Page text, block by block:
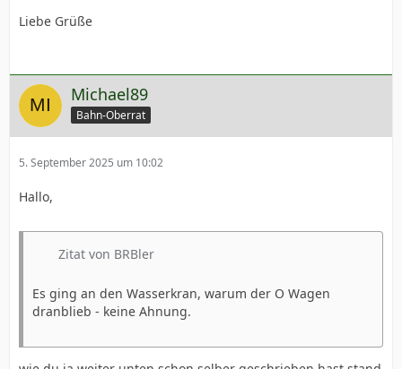
Liebe Grüße
Michael89
Bahn-Oberrat
5. September 2025 um 10:02
Hallo,
Zitat von BRBler
Es ging an den Wasserkran, warum der O Wagen
dranblieb - keine Ahnung.